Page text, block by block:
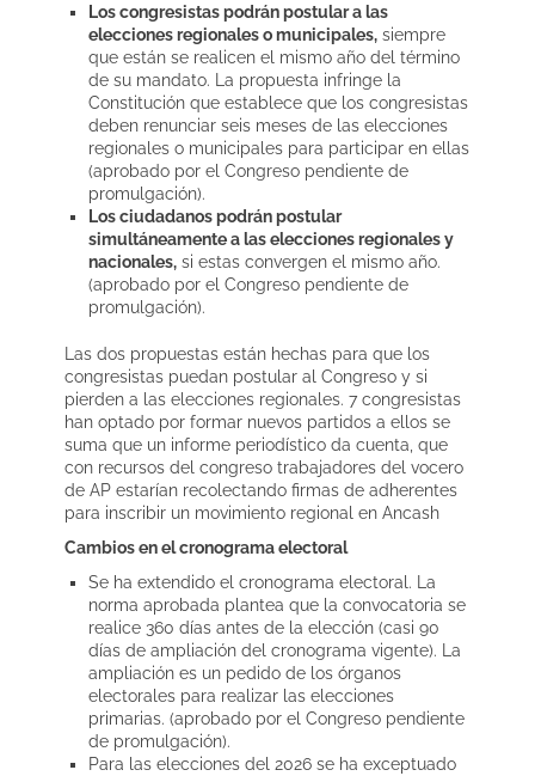
Los congresistas podrán postular a las
elecciones regionales o municipales, siempre
que están se realicen el mismo año del término
de su mandato. La propuesta infringe la
Constitución que establece que los congresistas
deben renunciar seis meses de las elecciones
regionales o municipales para participar en ellas
(aprobado por el Congreso pendiente de
promulgación).
Los ciudadanos podrán postular
simultáneamente a las elecciones regionales y
nacionales, si estas convergen el mismo año.
(aprobado por el Congreso pendiente de
promulgación).
Las dos propuestas están hechas para que los
congresistas puedan postular al Congreso y si
pierden a las elecciones regionales. 7 congresistas
han optado por formar nuevos partidos a ellos se
suma que un informe periodístico da cuenta, que
con recursos del congreso trabajadores del vocero
de AP estarían recolectando firmas de adherentes
para inscribir un movimiento regional en Ancash
Cambios en el cronograma electoral
Se ha extendido el cronograma electoral. La
norma aprobada plantea que la convocatoria se
realice 360 días antes de la elección (casi 90
días de ampliación del cronograma vigente). La
ampliación es un pedido de los órganos
electorales para realizar las elecciones
primarias. (aprobado por el Congreso pendiente
de promulgación).
Para las elecciones del 2026 se ha exceptuado